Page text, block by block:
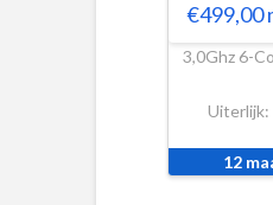
€499,00
3,0Ghz 6-
Uiterlijk:
12